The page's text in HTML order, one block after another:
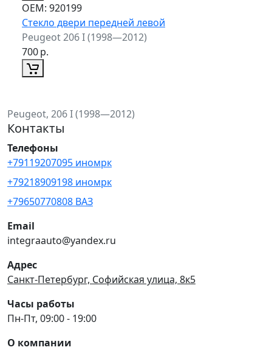
ОЕМ: 920199
Стекло двери передней левой
Peugeot 206 I (1998—2012)
700р.
Peugeot, 206 I (1998—2012)
Контакты
Телефоны
+79119207095 иномрк
+79218909198 иномрк
+79650770808 ВАЗ
Email
integraauto@yandex.ru
Адрес
Санкт-Петербург, Софийская улица, 8к5
Часы работы
Пн-Пт, 09:00 - 19:00
О компании